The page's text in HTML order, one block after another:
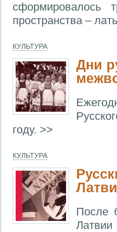
сформировалось
пространства –
КУЛЬТУРА
Дни
году. >>
КУЛЬТУРА
После